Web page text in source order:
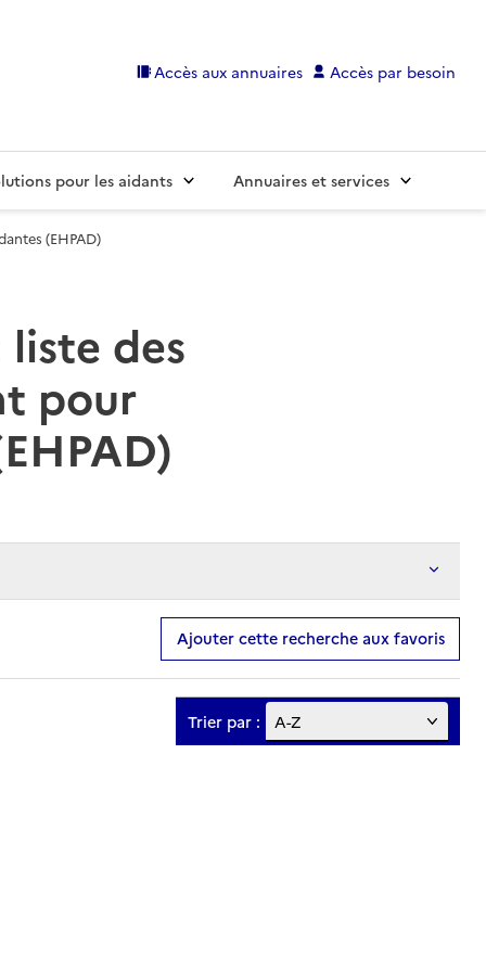
Accès aux annuaires Accès par besoin
pour les aidants Annuaires et services
(EHPAD)
liste des
pour
Ajouter cette recherche aux favoris
Trier par :